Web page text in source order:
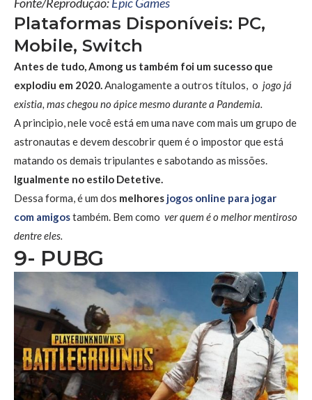
Fonte/Reprodução:Epic Games
Plataformas Disponíveis: PC,
Mobile, Switch
Antes de tudo, Among us também foi um sucesso que
explodiu em 2020.Analogamente a outros títulos, o jogo já
existia, mas chegou no ápice mesmo durante a Pandemia.
A principio, nele você está em uma nave com mais um grupo de
astronautas e devem descobrir quem é o impostor que está
matando os demais tripulantes e sabotando as missões.
Igualmente no estilo Detetive.
Dessa forma, é um dos melhores jogos online para jogar
com amigostambém. Bem como ver quem é o melhor mentiroso
dentre eles.
9- PUBG